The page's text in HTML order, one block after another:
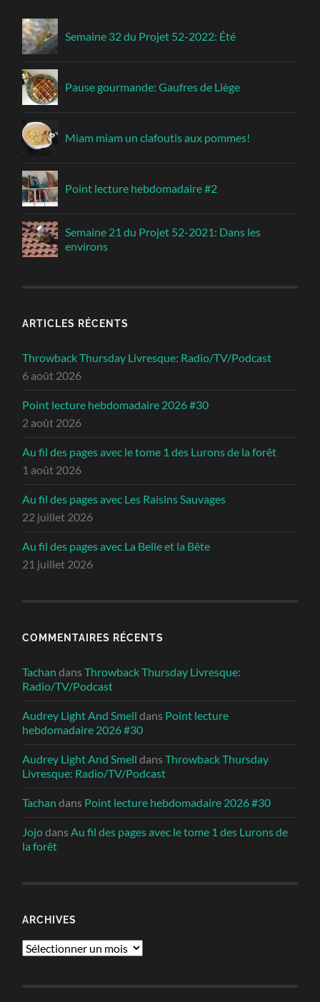
Semaine 32 du Projet 52-2022: Été
Pause gourmande: Gaufres de Liège
Miam miam un clafoutis aux pommes!
Point lecture hebdomadaire #2
Semaine 21 du Projet 52-2021: Dans les
environs
ARTICLES RÉCENTS
Throwback Thursday Livresque: Radio/TV/Podcast
6 août 2026
Point lecture hebdomadaire 2026 #30
2 août 2026
Au fil des pages avec le tome 1 des Lurons de la forêt
1 août 2026
Au fil des pages avec Les Raisins Sauvages
22 juillet 2026
Au fil des pages avec La Belle et la Bête
21 juillet 2026
COMMENTAIRES RÉCENTS
Tachan dansThrowback Thursday Livresque:
Radio/TV/Podcast
Audrey Light And Smell dans Point lecture
hebdomadaire 2026 #30
Audrey Light And Smell dansThrowback Thursday
Livresque: Radio/TV/Podcast
Tachan dans Point lecture hebdomadaire 2026 #30
JojodansAu fil des pages avec le tome 1 des Lurons de
la forêt
ARCHIVES
Archives